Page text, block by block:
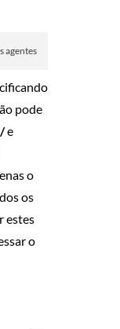
agentes
pode
e
o
os
estes
o